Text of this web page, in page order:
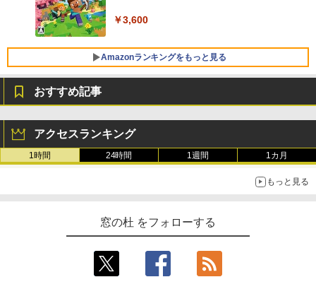
Core i5/16GB/SSD 512GB/ホワイト) FM
VWK3E15W_AZ
￥3,600
Amazonランキングをもっと見る
￥1,766
出す プロンプトの言葉 AI画像生成シリー
ズ (はぴーイラストLabo)
￥480
ンチディスプレイ、色調調節ライト、12
週間持続バッテリー、広告なし、ブラッ
ク
Amazon Kindle - 目に優しい、かさばら
ない、大きな画面で読みやすい、6週間持
書籍リーダー、ブラック、16GB、広告な
おすすめ記事
アクセスランキング
1時間 24時間 1週間 1カ月
もっと見る
窓の杜 をフォローする